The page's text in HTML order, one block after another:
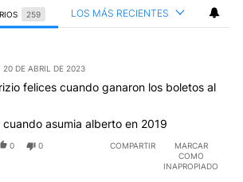
259 LOS MÁS RECIENTES
20 DE ABRIL DE 2023
felices cuando ganaron los boletos al
asumia alberto en 2019
0 0 COMPARTIR
MARCAR
COMO
INAPROPIADO